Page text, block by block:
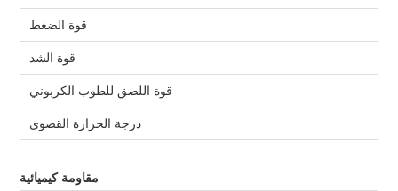
قوة الضغط
قوة الشد
قوة اللصق للطوب الكربوني
درجة الحرارة القصوى